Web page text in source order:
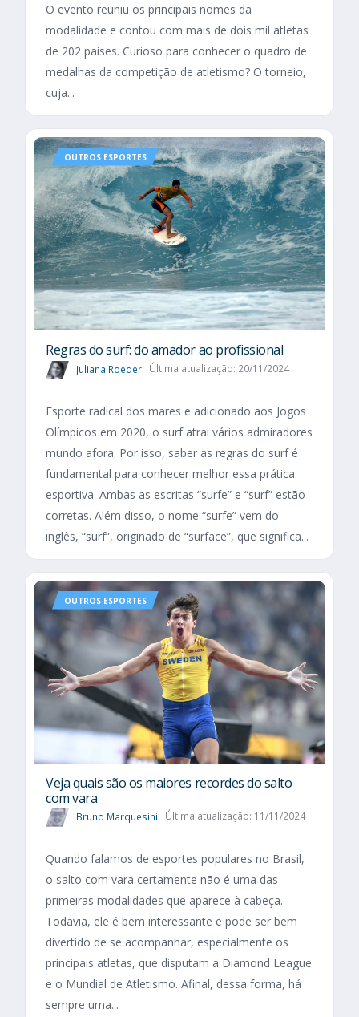
O evento reuniu os principais nomes da
modalidade e contou com mais de dois mil atletas
de 202 países. Curioso para conhecer o quadro de
medalhas da competição de atletismo? O torneio,
cuja...
OUTROS ESPORTES
Regras do surf: do amador ao profissional
Juliana Roeder Última atualização: 20/11/2024
Esporte radical dos mares e adicionado aos Jogos
Olímpicos em 2020, o surf atrai vários admiradores
mundo afora. Por isso, saber as regras do surf é
fundamental para conhecer melhor essa prática
esportiva. Ambas as escritas “surfe” e “surf” estão
corretas. Além disso, o nome “surfe” vem do
inglês, “surf”, originado de “surface”, que significa...
OUTROS ESPORTES
Veja quais são os maiores recordes do salto
com vara
Bruno Marquesini Última atualização: 11/11/2024
Quando falamos de esportes populares no Brasil,
o salto com vara certamente não é uma das
primeiras modalidades que aparece à cabeça.
Todavia, ele é bem interessante e pode ser bem
divertido de se acompanhar, especialmente os
principais atletas, que disputam a Diamond League
e o Mundial de Atletismo. Afinal, dessa forma, há
sempre uma...